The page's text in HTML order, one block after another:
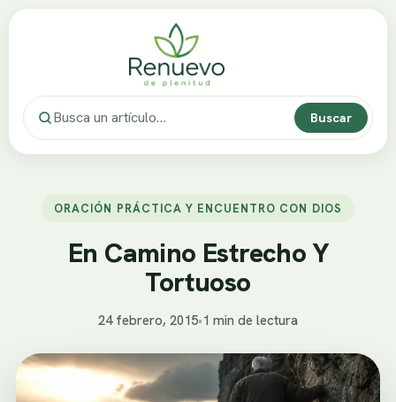
Buscar
ORACIÓN PRÁCTICA Y ENCUENTRO CON DIOS
En Camino Estrecho Y
Tortuoso
24 febrero, 2015•1 min de lectura